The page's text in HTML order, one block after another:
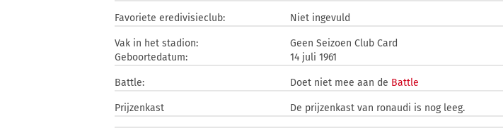
Favoriete eredivisieclub: Niet ingevuld
Vak in het stadion:
Geen Seizoen Club Card
Geboortedatum:
14 juli 1961
Battle: Doet niet mee aan de Battle
Prijzenkast De prijzenkast van ronaudi is nog leeg.